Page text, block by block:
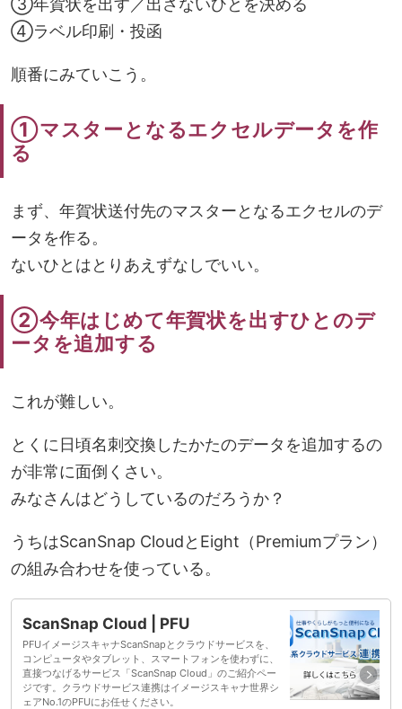
④ラベル印刷・投函
順番にみていこう。
①マスターとなるエクセルデータを作
る
まず、年賀状送付先のマスターとなるエクセルのデ
ータを作る。
ないひとはとりあえずなしでいい。
②今年はじめて年賀状を出すひとのデ
ータを追加する
これが難しい。
とくに日頃名刺交換したかたのデータを追加するの
が非常に面倒くさい。
みなさんはどうしているのだろうか？
うちはScanSnap CloudとEight（Premiumプラン）
の組み合わせを使っている。
ScanSnap Cloud | PFU
PFUイメージスキャナScanSnapとクラウドサービスを、
コンピュータやタブレット、スマートフォンを使わずに、
直接つなげるサービス「ScanSnap Cloud」のご紹介ペー
ジです。クラウドサービス連携はイメージスキャナ世界シ
ェアNo.1のPFUにお任せください。